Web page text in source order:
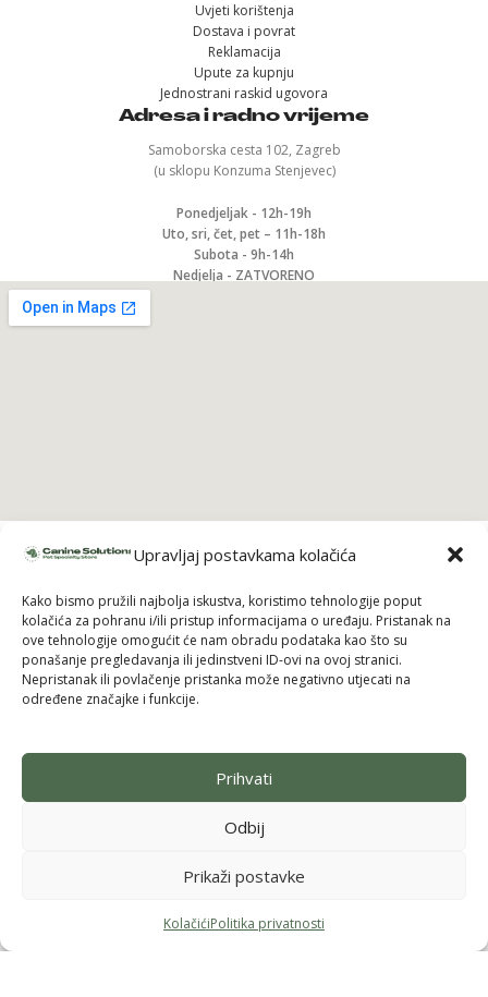
Upravljaj postavkama kolačića
Kako bismo pružili najbolja iskustva, koristimo tehnologije poput
kolačića za pohranu i/ili pristup informacijama o uređaju. Pristanak na
ove tehnologije omogućit će nam obradu podataka kao što su
ponašanje pregledavanja ili jedinstveni ID-ovi na ovoj stranici.
Nepristanak ili povlačenje pristanka može negativno utjecati na
određene značajke i funkcije.
Prihvati
Odbij
Prikaži postavke
KolačićiPolitika privatnosti
Uvjeti korištenja
Dostava i povrat
Reklamacija
Upute za kupnju
Jednostrani raskid ugovora
Adresa i radno vrijeme
Samoborska cesta 102, Zagreb
(u sklopu Konzuma Stenjevec)
Ponedjeljak - 12h-19h
Uto, sri, čet, pet – 11h-18h
Subota - 9h-14h
Nedjelja - ZATVORENO
Pridruži se i uzmi 10% popusta na prvu
narudžbu
Budi među prvima koji saznaju za nove brendove, ekskluzivne
proizvode i posebne ponude — uz to odmah dobivaš
10% popusta
na svoju prvu kupnju.
Pošalji
KolačićiImpressumUvjeti korištenja